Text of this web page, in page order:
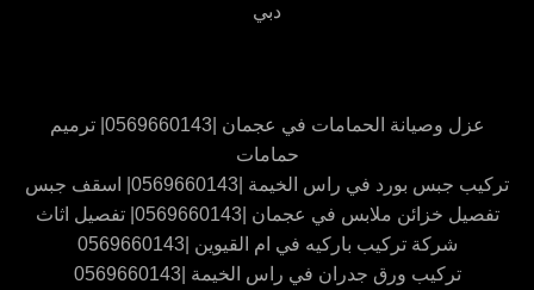
دبي
عزل وصيانة الحمامات في عجمان |0569660143| ترميم
حمامات
تركيب جبس بورد في راس الخيمة |0569660143| اسقف جبس
تفصيل خزائن ملابس في عجمان |0569660143| تفصيل اثاث
شركة تركيب باركيه في ام القيوين |0569660143
تركيب ورق جدران في راس الخيمة |0569660143